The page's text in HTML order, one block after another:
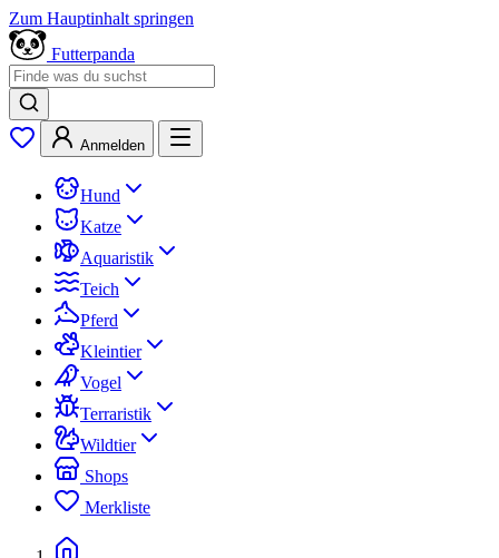
Zum Hauptinhalt springen
Futterpanda
Anmelden
Hund
Katze
Aquaristik
Teich
Pferd
Kleintier
Vogel
Terraristik
Wildtier
Shops
Merkliste